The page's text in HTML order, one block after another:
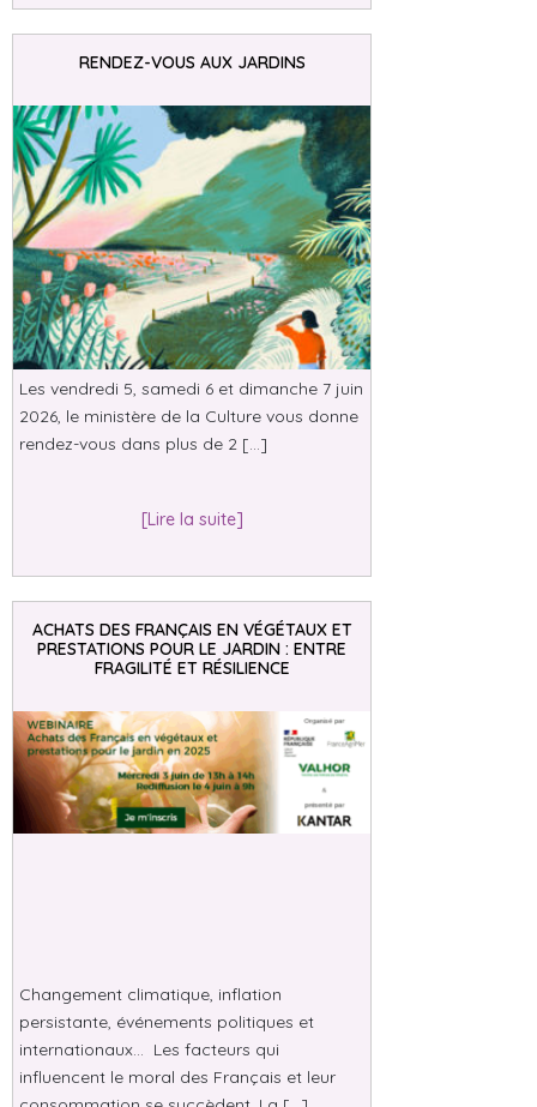
RENDEZ-VOUS AUX JARDINS
Les vendredi 5, samedi 6 et dimanche 7 juin
2026, le ministère de la Culture vous donne
rendez-vous dans plus de 2 […]
[Lire la suite]
ACHATS DES FRANÇAIS EN VÉGÉTAUX ET
PRESTATIONS POUR LE JARDIN : ENTRE
FRAGILITÉ ET RÉSILIENCE
Changement climatique, inflation
persistante, événements politiques et
internationaux… Les facteurs qui
influencent le moral des Français et leur